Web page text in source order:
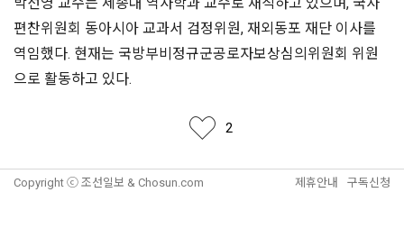
박선영 교수는 세종대 역사학과 교수로 재직하고 있으며, 국사
편찬위원회 동아시아 교과서 검정위원, 재외동포 재단 이사를
역임했다. 현재는 국방부비정규군공로자보상심의위원회 위원
으로 활동하고 있다.
좋아요 2
Copyright ⓒ 조선일보 & Chosun.com 제휴안내 구독신청